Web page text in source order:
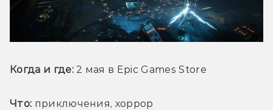
Когда и где: 2 мая в Epic Games Store
Что: приключения, хоррор